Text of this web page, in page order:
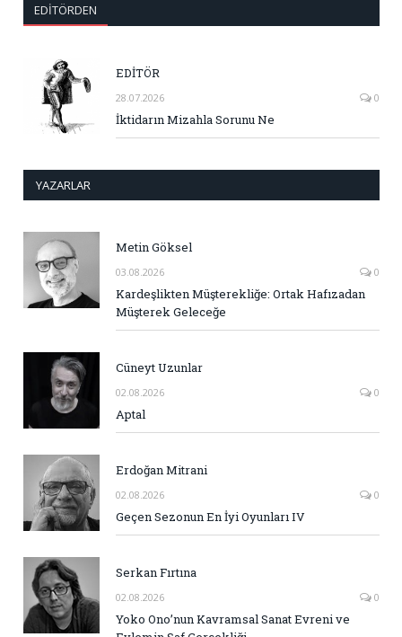
EDITÖRDEN
EDİTÖR
28.07.2026 0
İktidarın Mizahla Sorunu Ne
YAZARLAR
Metin Göksel
03.08.2026 0
Kardeşlikten Müşterekliğe: Ortak Hafızadan
Müşterek Geleceğe
Cüneyt Uzunlar
02.08.2026 0
Aptal
Erdoğan Mitrani
02.08.2026 0
Geçen Sezonun En İyi Oyunları IV
Serkan Fırtına
02.08.2026 0
Yoko Ono’nun Kavramsal Sanat Evreni ve